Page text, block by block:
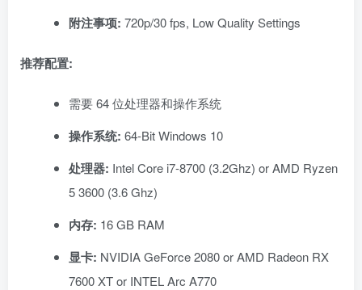
附注事项: 720p/30 fps, Low Quality Settings
推荐配置:
需要 64 位处理器和操作系统
操作系统: 64-Bit Windows 10
处理器: Intel Core i7-8700 (3.2Ghz) or AMD Ryzen
5 3600 (3.6 Ghz)
内存: 16 GB RAM
显卡: NVIDIA GeForce 2080 or AMD Radeon RX
7600 XT or INTEL Arc A770